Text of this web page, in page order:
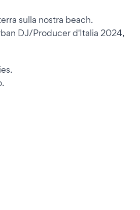
sulla nostra beach.
DJ/Producer d'Italia 2024,